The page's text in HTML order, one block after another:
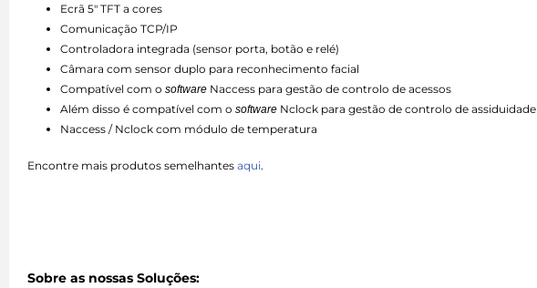
Ecrã 5″ TFT a cores
Comunicação TCP/IP
Controladora integrada (sensor porta, botão e relé)
Câmara com sensor duplo para reconhecimento facial
Compatível com o software Naccess para gestão de controlo de acessos
Além disso é compatível com o software Nclock para gestão de controlo de assiduidade
Naccess / Nclock com módulo de temperatura
Encontre mais produtos semelhantes aqui.
Sobre as nossas Soluções: